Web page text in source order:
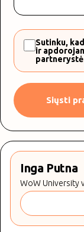
Inga Putna
WoW University
Sutinku,
ir
Siųsti